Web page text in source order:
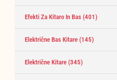
Efekti Za Kitaro In Bas (401)
Električne Bas Kitare (145)
Električne Kitare (345)